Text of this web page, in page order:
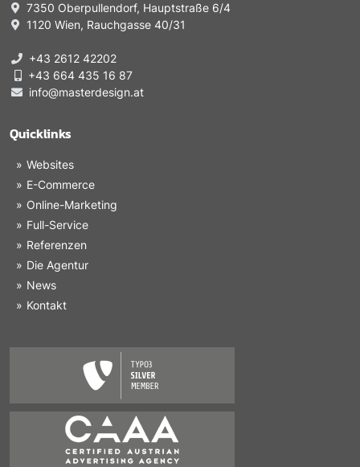
7350 Oberpullendorf, Hauptstraße 6/4
1120 Wien, Rauchgasse 40/31
+43 2612 42202
+43 664 435 16 87
info@masterdesign.at
Quicklinks
Websites
E-Commerce
Online-Marketing
Full-Service
Referenzen
Die Agentur
News
Kontakt